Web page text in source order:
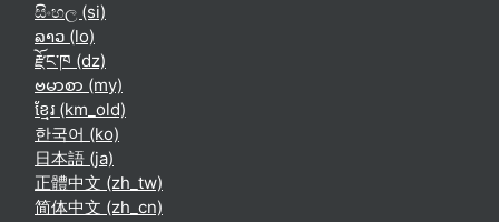
සිංහල ‎(si)‎
ລາວ ‎(lo)‎
རྫོང་ཁ ‎(dz)‎
ဗမာစာ ‎(my)‎
ខ្មែរ ‎(km_old)‎
한국어 ‎(ko)‎
日本語 ‎(ja)‎
正體中文 ‎(zh_tw)‎
简体中文 ‎(zh_cn)‎